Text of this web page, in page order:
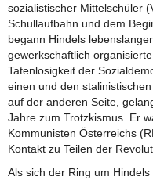
sozialistischer Mittelschüler
Schullaufbahn und dem
begann Hindels
gewerkschaftlich
Tatenlosigkeit der
einen und den
auf der anderen Seite,
Jahre zum Trotzkismus. Er
Kommunisten Österreichs
Kontakt zu Teilen der
Als sich der Ring um